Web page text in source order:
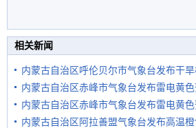
相关新闻
内蒙古自治区呼伦贝尔市气象台发布干
内蒙古自治区赤峰市气象台发布雷电黄
内蒙古自治区赤峰市气象台发布雷电黄
内蒙古自治区阿拉善盟气象台发布高温